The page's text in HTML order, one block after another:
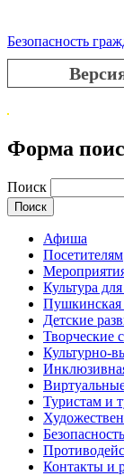
Безопасность
Форма
Поиск
Афиша
Посетителям
Культура
Пушкинская
Детские
Творческие
Культурно-
Туристам и
Контакты и